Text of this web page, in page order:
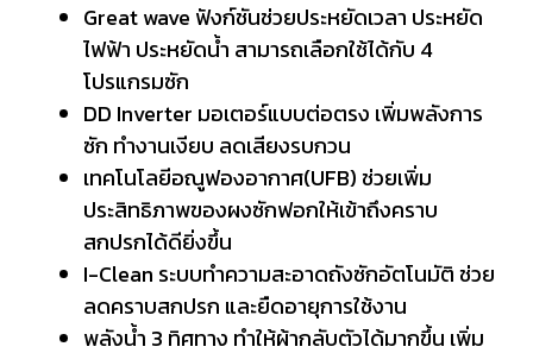
Great wave ฟังก์ชันช่วยประหยัดเวลา ประหยัด
ไฟฟ้า ประหยัดน้ำ สามารถเลือกใช้ได้กับ 4
โปรแกรมซัก
DD Inverter มอเตอร์แบบต่อตรง เพิ่มพลังการ
ซัก ทำงานเงียบ ลดเสียงรบกวน
เทคโนโลยีอณูฟองอากาศ(UFB) ช่วยเพิ่ม
ประสิทธิภาพของผงซักฟอกให้เข้าถึงคราบ
สกปรกได้ดียิ่งขึ้น
I-Clean ระบบทำความสะอาดถังซักอัตโนมัติ ช่วย
ลดคราบสกปรก และยืดอายุการใช้งาน
พลังน้ำ 3 ทิศทาง ทำให้ผ้ากลับตัวได้มากขึ้น เพิ่ม